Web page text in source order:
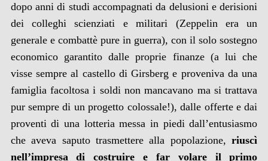
dopo anni di studi accompagnati da delusioni e derisioni
dei colleghi scienziati e militari (Zeppelin era un
generale e combattè pure in guerra), con il solo sostegno
economico garantito dalle proprie finanze (a lui che
visse sempre al castello di Girsberg e proveniva da una
famiglia facoltosa i soldi non mancavano ma si trattava
pur sempre di un progetto colossale!), dalle offerte e dai
proventi di una lotteria messa in piedi dall’entusiasmo
che aveva saputo trasmettere alla popolazione,riuscì
nell’impresa di costruire e far volare il primo